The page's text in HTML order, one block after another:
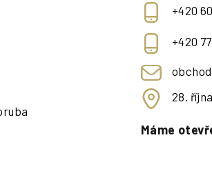
+420
+420
28.
Máme